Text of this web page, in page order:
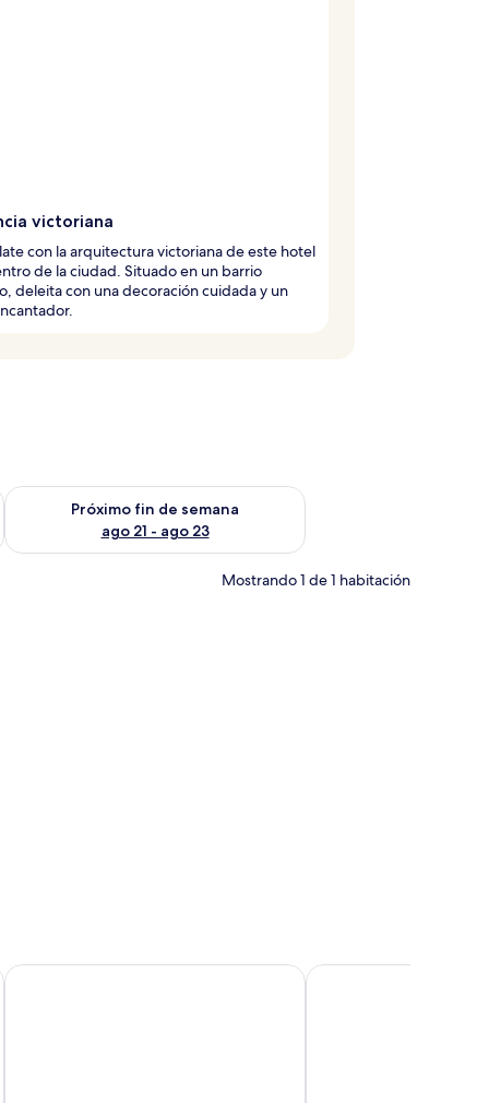
victoriana
con la arquitectura victoriana de este hotel
de la ciudad. Situado en un barrio
deleita con una decoración cuidada y un
semana ago 14 - ago 16
Próximo fin de semana
ago 21 - ago 23
Consulta la disponibilidad para el próximo fin de semana
Mostrando 1 de 1 habitación
Colonial Palace Hotel Real Colegiata